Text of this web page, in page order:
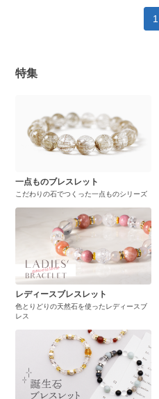
1
特集
一点ものブレスレット
こだわりの石でつくった一点ものシリーズ
レディースブレスレット
色とりどりの天然石を使ったレディースブ
レス